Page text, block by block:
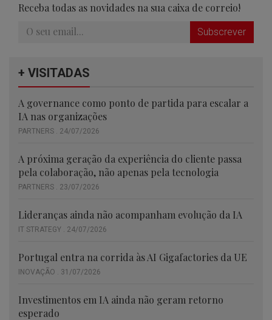
Receba todas as novidades na sua caixa de correio!
Subscrever
+ VISITADAS
A governance como ponto de partida para escalar a
IA nas organizações
PARTNERS . 24/07/2026
A próxima geração da experiência do cliente passa
pela colaboração, não apenas pela tecnologia
PARTNERS . 23/07/2026
Lideranças ainda não acompanham evolução da IA
IT STRATEGY . 24/07/2026
Portugal entra na corrida às AI Gigafactories da UE
INOVAÇÃO . 31/07/2026
Investimentos em IA ainda não geram retorno
esperado